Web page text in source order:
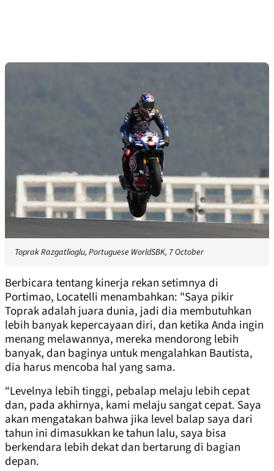
Toprak Razgatlioglu, Portuguese WorldSBK, 7 October
Berbicara tentang kinerja rekan setimnya di
Portimao, Locatelli menambahkan: "Saya pikir
Toprak adalah juara dunia, jadi dia membutuhkan
lebih banyak kepercayaan diri, dan ketika Anda ingin
menang melawannya, mereka mendorong lebih
banyak, dan baginya untuk mengalahkan Bautista,
dia harus mencoba hal yang sama.
“Levelnya lebih tinggi, pebalap melaju lebih cepat
dan, pada akhirnya, kami melaju sangat cepat. Saya
akan mengatakan bahwa jika level balap saya dari
tahun ini dimasukkan ke tahun lalu, saya bisa
berkendara lebih dekat dan bertarung di bagian
depan.